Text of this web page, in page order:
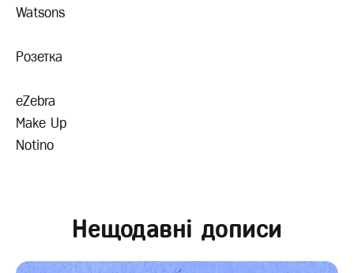
Watsons
Розетка
eZebra
Make Up
Notino
Нещодавні дописи